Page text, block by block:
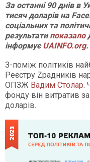
За останні 90 днів в
тисяч доларів на
соціальних та
результати показало
інформуєUAINFO.org.
З-поміж політиків
Реєстру Zрадників
ОПЗЖ Вадим Столар.
фонду він витратив
доларів.